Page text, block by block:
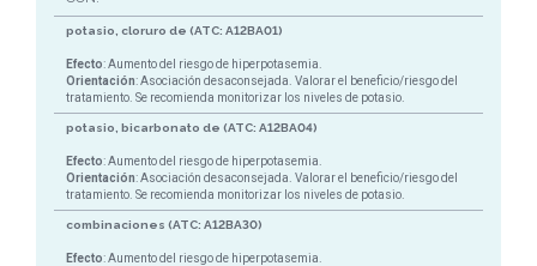
potasio, cloruro de (ATC: A12BA01)
Efecto: Aumento del riesgo de hiperpotasemia.
Orientación: Asociación desaconsejada. Valorar el beneficio/riesgo del
tratamiento. Se recomienda monitorizar los niveles de potasio.
potasio, bicarbonato de (ATC: A12BA04)
Efecto: Aumento del riesgo de hiperpotasemia.
Orientación: Asociación desaconsejada. Valorar el beneficio/riesgo del
tratamiento. Se recomienda monitorizar los niveles de potasio.
combinaciones (ATC: A12BA30)
Efecto: Aumento del riesgo de hiperpotasemia.